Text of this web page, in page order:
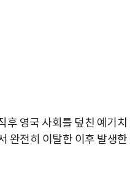
후 영국 사회를 덮친 예기치
완전히 이탈한 이후 발생한